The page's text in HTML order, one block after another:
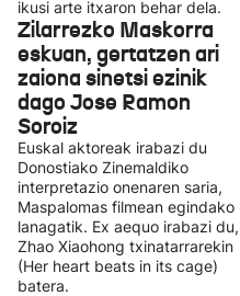
ikusi arte itxaron behar dela.
Zilarrezko Maskorra
eskuan, gertatzen ari
zaiona sinetsi ezinik
dago Jose Ramon
Soroiz
Euskal aktoreak irabazi du
Donostiako Zinemaldiko
interpretazio onenaren saria,
Maspalomas filmean egindako
lanagatik. Ex aequo irabazi du,
Zhao Xiaohong txinatarrarekin
(Her heart beats in its cage)
batera.